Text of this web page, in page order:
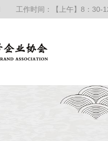
工作时间：【上午】8：30-